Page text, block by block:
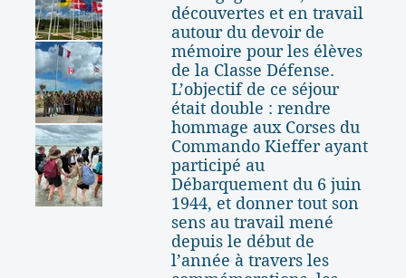
découvertes et en travail
autour du devoir de
mémoire pour les élèves
de la Classe Défense.
L’objectif de ce séjour
était double : rendre
hommage aux Corses du
Commando Kieffer ayant
participé au
Débarquement du 6 juin
1944, et donner tout son
sens au travail mené
depuis le début de
l’année à travers les